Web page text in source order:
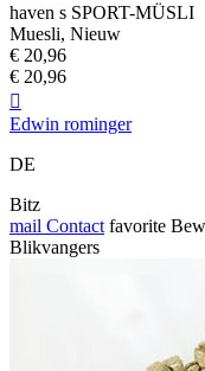
haven s SPORT-MÜSLI
Muesli, Nieuw
€ 20,96
€ 20,96

Edwin rominger
DE
Bitz
mail Contact favorite
Blikvangers